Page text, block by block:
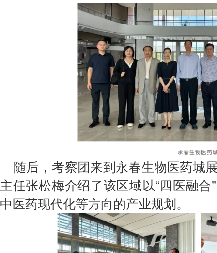
随后，考察团来到永春生物医药城
主任张松梅介绍了该区域以“四医融
中医药现代化等方向的产业规划。